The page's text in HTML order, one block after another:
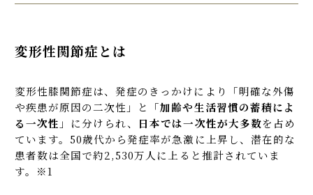
変形性関節症とは
変形性膝関節症は、発症のきっかけにより「明確な外傷
や疾患が原因の二次性」と「加齢や生活習慣の蓄積によ
る一次性 」に分けられ、 日本では一次性が大多数を占め
ています。50歳代から発症率が急激に上昇し、潜在的な
患者数は全国で約2,530万人に上ると推計されていま
す。※1